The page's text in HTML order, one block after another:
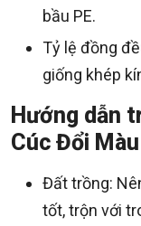
bầu PE.
Tỷ lệ đồng
giống khép
Hướng dẫn
Cúc Đổi
Đất trồng:
tốt, trộn với